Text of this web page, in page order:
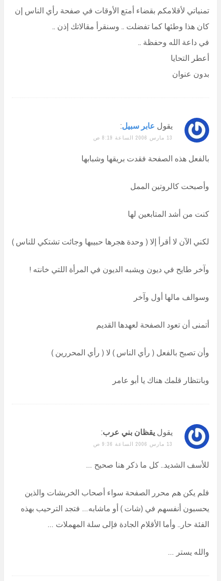
تمنياتي لأقلامكم بقضاء أمتع الأوقات في صفحة رأي الناس إن
كان هذا وطئها كما تفضلت .. وسنقرأ مقالاتك إذن ..
في داعة الله وحفظة ..
أعطر التحايا
بدون عنوان
يقول عابر سبيل:
13 مارس 2006 الساعة 8:19 ص
بالفعل هذه الصفحة فقدت بريقها وشبابها
وأصبحت كالروتين الممل
كنت من أشد المتابعين لها
لكني الآن لا أقرأ إلا ( وحدة هجرها حبيبها وجائت تشتكي للناس )
وآخر طايح في ديون ويشبه الديون في المرأة اللتي خانته !
وسوالف مالها أول وآخر
أتمنى أن تعود الصفحة لعهدها القديم
وأن تصبح بالفعل ( رأي الناس ) لا ( رأي المحررين )
وبانتظار قلمك هناك يا أبو عامر
يقول يقظان بني عرب:
13 مارس 2006 الساعة 9:36 ص
للأسف الشديد.. كل ما ذكر هنا صحيح …
فلم يكن هم محرر الصفحة سواء أصحاب الخربشات والذين
يحسبون أنفسهم في (شات ) أو ماشابه… فتجد الترحيب بهذه
الفئة حار.. وأما الأقلام الجادة فإلى سلة المهملات …
والله يستر …